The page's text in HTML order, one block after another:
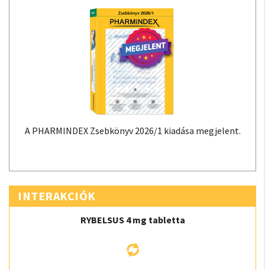
A PHARMINDEX Zsebkönyv 2026/1 kiadása megjelent.
INTERAKCIÓK
RYBELSUS 4 mg tabletta